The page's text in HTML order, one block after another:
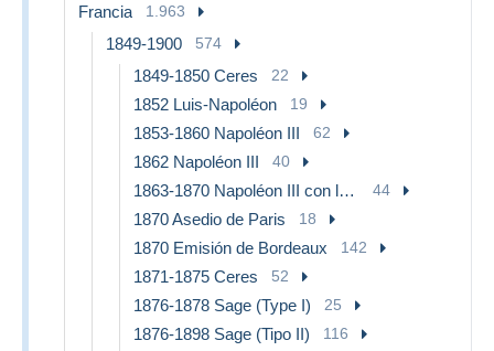
Francia 1.963
1849-1900 574
1849-1850 Ceres 22
1852 Luis-Napoléon 19
1853-1860 Napoléon III 62
1862 Napoléon III 40
1863-1870 Napoléon III con laureles 44
1870 Asedio de Paris 18
1870 Emisión de Bordeaux 142
1871-1875 Ceres 52
1876-1878 Sage (Type I) 25
1876-1898 Sage (Tipo II) 116